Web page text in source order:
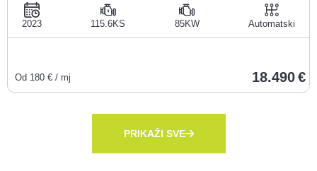
2023 115.6KS 85KW Automatski
Od 180 € / mj 18.490
PRIKAŽI SVE